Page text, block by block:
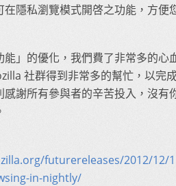
在隱私瀏覽模式開啓之功能，方便
」的優化，我們費了非常多的心
社群得到非常多的幫忙，以完
感謝所有參與者的辛苦投入，沒有
futurereleases/2012/12/
in-nightly/